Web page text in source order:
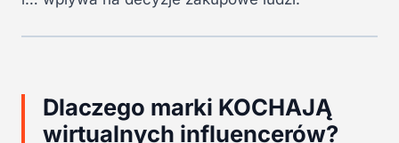
Dlaczego marki KOCHAJĄ
wirtualnych influencerów?